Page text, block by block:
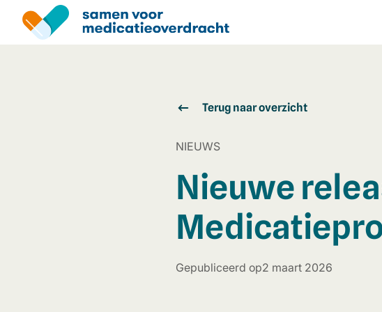
Overslaan
en
Terug naar overzicht
NIEUWS
Nieuwe
Gepubliceerd op2 maart 2026